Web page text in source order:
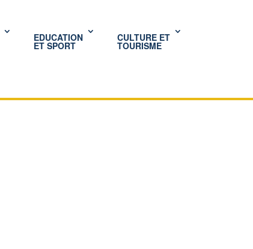
EDUCATION
ET SPORT
CULTURE ET
TOURISME